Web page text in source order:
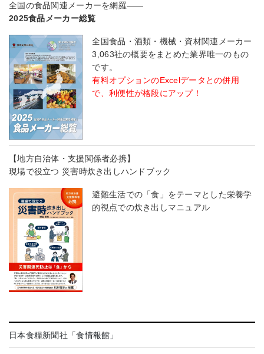
全国の食品関連メーカーを網羅――
2025食品メーカー総覧
全国食品・酒類・機械・資材関連メーカー
3,063社の概要をまとめた業界唯一のもの
です。
有料オプションのExcelデータとの併用
で、利便性が格段にアップ！
【地方自治体・支援関係者必携】
現場で役立つ 災害時炊き出しハンドブック
避難生活での「食」をテーマとした栄養学
的視点での炊き出しマニュアル
日本食糧新聞社「食情報館」